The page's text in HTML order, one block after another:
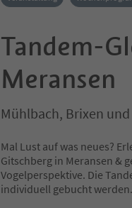
Tandem-
Meransen
Mühlbach, Brixen
Mal Lust auf was neues?
Gitschberg in Meransen &
Vogelperspektive. Die
individuell gebucht